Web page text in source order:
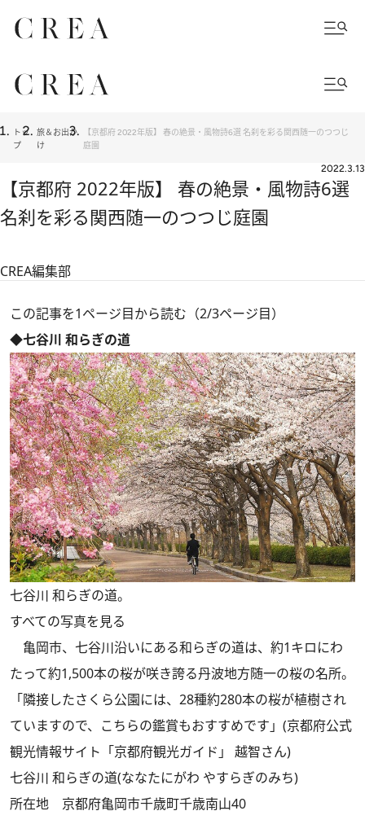
トッ
プ
旅＆お出か
け
【京都府 2022年版】 春の絶景・風物詩6選 名刹を彩る関西随一のつつじ
庭園
2022.3.13
【京都府 2022年版】 春の絶景・風物詩6選
名刹を彩る関西随一のつつじ庭園
CREA編集部
この記事を1ページ目から読む（2/3ページ目）
◆七谷川 和らぎの道
七谷川 和らぎの道。
すべての写真を見る
亀岡市、七谷川沿いにある和らぎの道は、約1キロにわ
たって約1,500本の桜が咲き誇る丹波地方随一の桜の名所。
「隣接したさくら公園には、28種約280本の桜が植樹され
ていますので、こちらの鑑賞もおすすめです」(京都府公式
観光情報サイト「京都府観光ガイド」 越智さん)
七谷川 和らぎの道(ななたにがわ やすらぎのみち)
所在地 京都府亀岡市千歳町千歳南山40